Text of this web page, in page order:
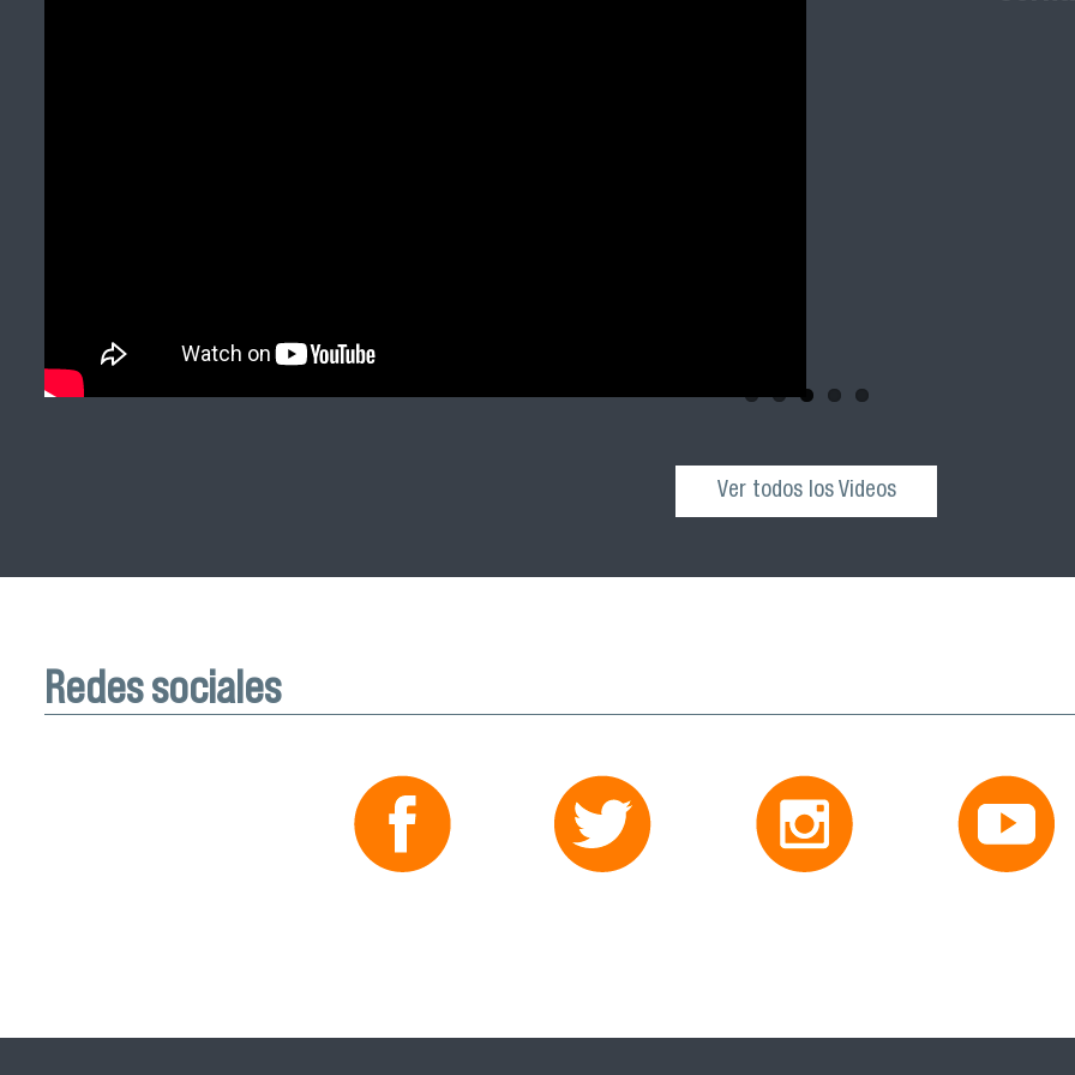
Ver todos los Videos
Redes sociales